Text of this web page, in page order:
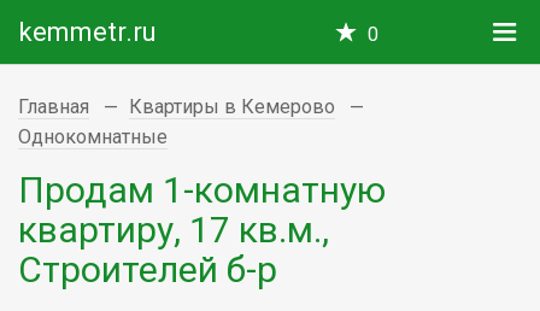
kemmetr.ru 0
Главная
Квартиры в Кемерово
Однокомнатные
Продам 1-комнатную
квартиру, 17 кв.м.,
Строителей б-р